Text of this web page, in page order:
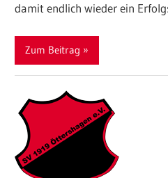
damit endlich wieder ein
Zum Beitrag